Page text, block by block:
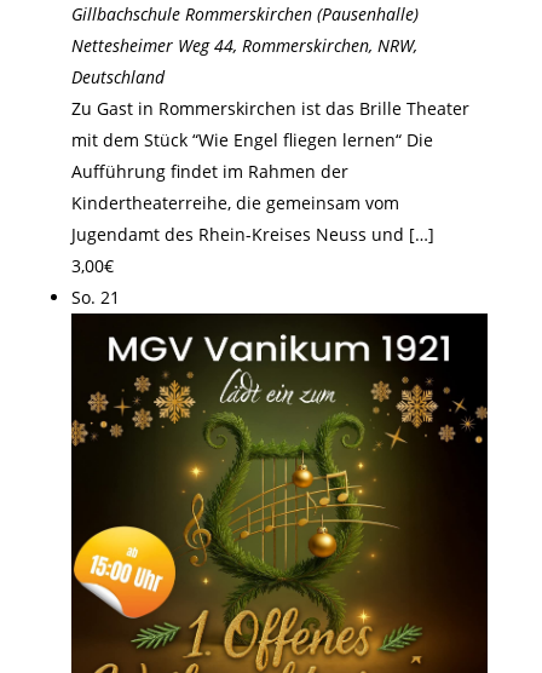
Gillbachschule Rommerskirchen (Pausenhalle)
Nettesheimer Weg 44, Rommerskirchen, NRW,
Deutschland
Zu Gast in Rommerskirchen ist das Brille Theater
mit dem Stück “Wie Engel fliegen lernen“ Die
Aufführung findet im Rahmen der
Kindertheaterreihe, die gemeinsam vom
Jugendamt des Rhein-Kreises Neuss und […]
3,00€
So. 21